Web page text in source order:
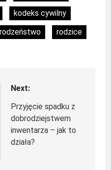
kodeks cywilny
rodzeństwo
rodzice
Next:
Przyjęcie spadku z
dobrodziejstwem
inwentarza – jak to
działa?